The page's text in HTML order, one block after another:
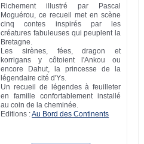
Richement illustré par Pascal
Moguérou, ce recueil met en scène
cinq contes inspirés par les
créatures fabuleuses qui peuplent la
Bretagne.
Les sirènes, fées, dragon et
korrigans y côtoient l'Ankou ou
encore Dahut, la princesse de la
légendaire cité d'Ys.
Un recueil de légendes à feuilleter
en famille confortablement installé
au coin de la cheminée.
Editions :Au Bord des Continents